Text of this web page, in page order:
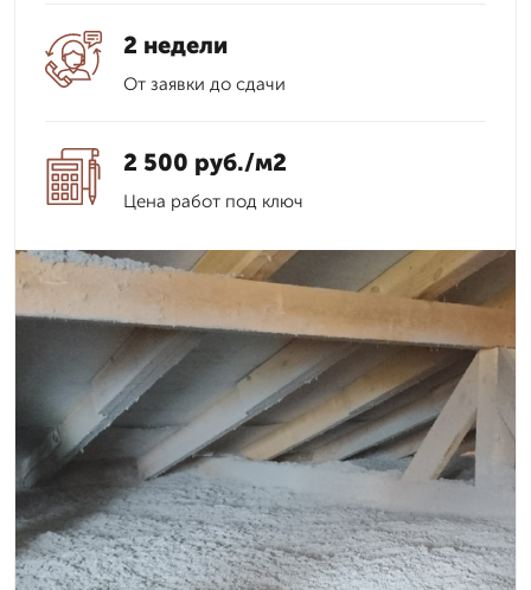
2 недели
От заявки до сдачи
2 500 руб./м2
Цена работ под ключ